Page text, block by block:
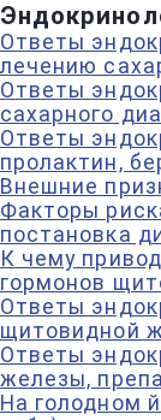
Ответы
лечению
Ответы
сахарного
Ответы
пролактин,
Внешние
Факторы
постановка
К чему
гормонов
Ответы
щитовидной
Ответы
железы,
На голодном